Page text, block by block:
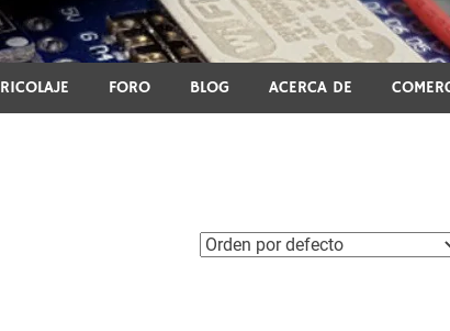
la impresión 3D, el hogar inteligente y muchos otros
FORO BLOG ACERCA DE